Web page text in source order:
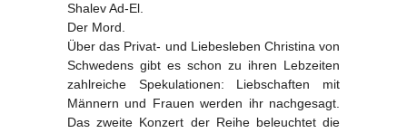
Shalev Ad-El.
Der Mord.
Über das Privat- und Liebesleben Christina von
Schwedens gibt es schon zu ihren Lebzeiten
zahlreiche Spekulationen: Liebschaften mit
Männern und Frauen werden ihr nachgesagt.
Das zweite Konzert der Reihe beleuchtet die